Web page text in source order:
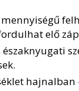
elő
északnyugati
hajnalban